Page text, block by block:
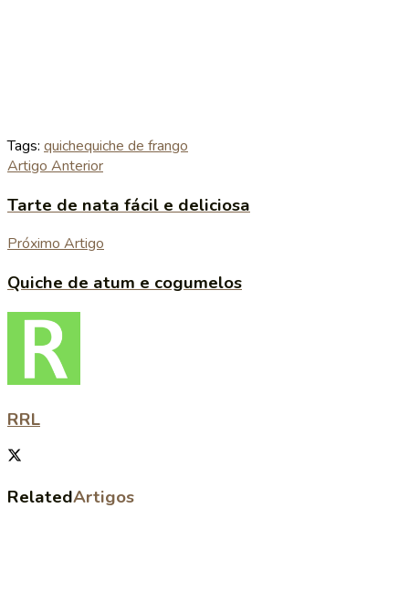
Tags: quichequiche de frango
Artigo Anterior
Tarte de nata fácil e deliciosa
Próximo Artigo
Quiche de atum e cogumelos
RRL
RelatedArtigos